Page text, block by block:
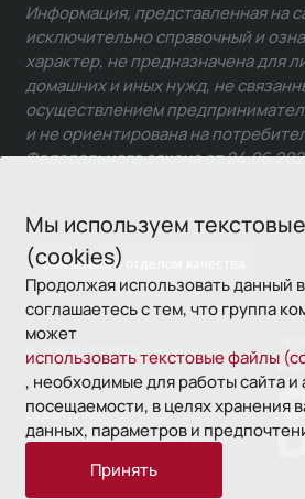
Мы используем
(cookies)
Продолжая использовать данный
соглашаетесь с тем, что группа
может
использовать текстовые файлы
, необходимые для работы сайта и
посещаемости, в целях хранения
данных, параметров и
Принять
Связаться с отделом качества
Информация, представленная на
исключительно справочный и
характер, не предназначена для
домашних и иных нужд, не
осуществлением
и не ориентирована на
Федерального закона от
© 1993—2026 Softline
Политика
конфиденциальности